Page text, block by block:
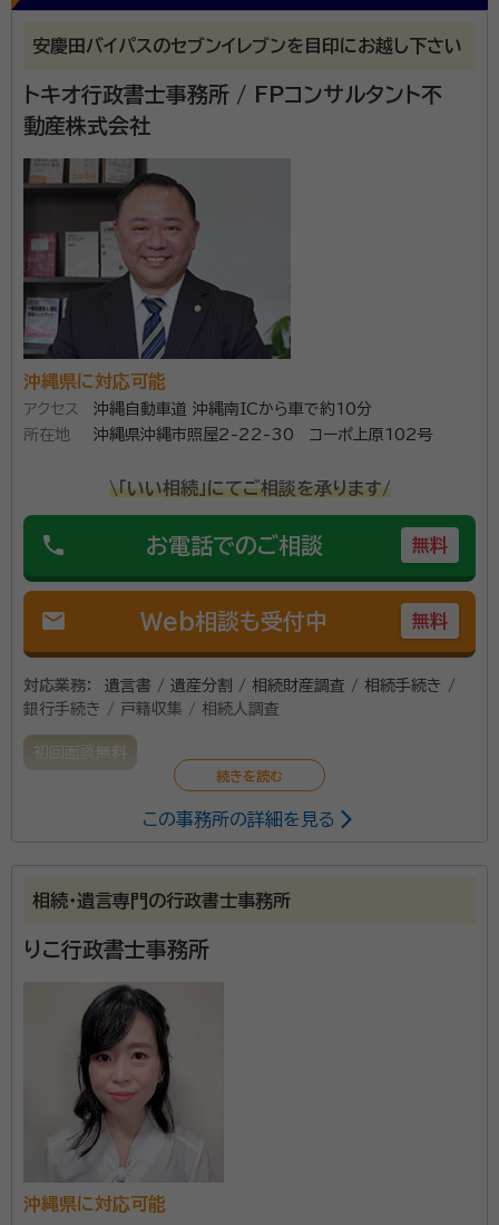
安慶田バイパスのセブンイレブンを目印にお越し下さい
トキオ行政書士事務所 / FPコンサルタント不
動産株式会社
沖縄県に対応可能
アクセス
沖縄自動車道 沖縄南ICから車で約10分
所在地
沖縄県沖縄市照屋2-22-30 コーポ上原102号
\「いい相続」にてご相談を承ります/
phone お電話でのご相談 無料
mail Web相談も受付中 無料
対応業務：
遺言書 / 遺産分割 / 相続財産調査 / 相続手続き /
銀行手続き / 戸籍収集 / 相続人調査
初回面談無料
弊社は、行政書士・ファイナンシャルプランナー・宅地建
ぞれの知識を活かし、ワンストップでお客さまのお手伝
いをさせていただきます。
この事務所の詳細を見る
相続・遺言専門の行政書士事務所
りこ行政書士事務所
沖縄県に対応可能